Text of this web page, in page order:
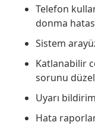
Telefon
donma
Sistem
Katlanabilir
sorunu
Uyarı
Hata